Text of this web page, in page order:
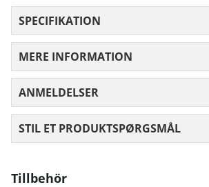
SPECIFIKATION
MERE INFORMATION
ANMELDELSER
STIL ET PRODUKTSPØRGSMÅL
Tillbehör